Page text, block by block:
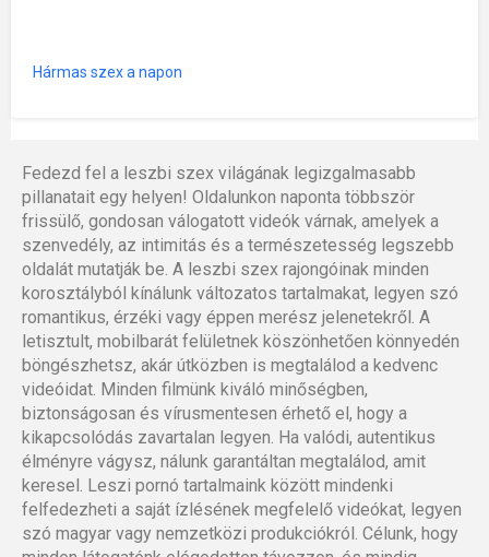
Hármas szex a napon
Fedezd fel a leszbi szex világának legizgalmasabb
pillanatait egy helyen! Oldalunkon naponta többször
frissülő, gondosan válogatott videók várnak, amelyek a
szenvedély, az intimitás és a természetesség legszebb
oldalát mutatják be. A leszbi szex rajongóinak minden
korosztályból kínálunk változatos tartalmakat, legyen szó
romantikus, érzéki vagy éppen merész jelenetekről. A
letisztult, mobilbarát felületnek köszönhetően könnyedén
böngészhetsz, akár útközben is megtalálod a kedvenc
videóidat. Minden filmünk kiváló minőségben,
biztonságosan és vírusmentesen érhető el, hogy a
kikapcsolódás zavartalan legyen. Ha valódi, autentikus
élményre vágysz, nálunk garantáltan megtalálod, amit
keresel. Leszi pornó tartalmaink között mindenki
felfedezheti a saját ízlésének megfelelő videókat, legyen
szó magyar vagy nemzetközi produkciókról. Célunk, hogy